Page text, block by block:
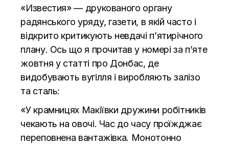
«Известия» — друкованого органу
радянського уряду, газети, в якій часто і
відкрито критикують невдачі п’ятирічного
плану. Ось що я прочитав у номері за п’яте
жовтня у статті про Донбас, де
видобувають вугілля і виробляють залізо
та сталь:
«У крамницях Макіївки дружини робітників
чекають на овочі. Час до часу проїжджає
переповнена вантажівка. Монотонно